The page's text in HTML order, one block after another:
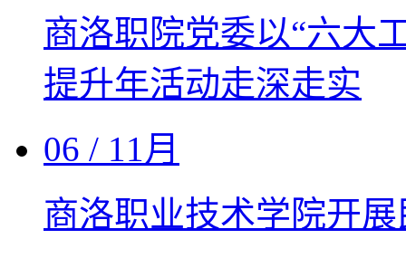
商洛职院党委以“六大
提升年活动走深走实
06 / 11月
商洛职业技术学院开